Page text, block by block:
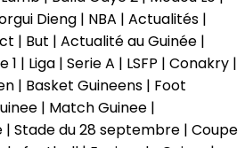
Dieng | NBA | Actualités |
| But | Actualité au Guinée |
1 | Liga | Serie A | LSFP | Conakry |
| Basket Guineens | Foot
| Match Guinee |
Stade du 28 septembre | Coupe